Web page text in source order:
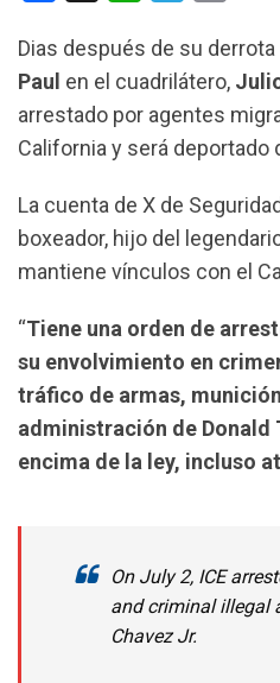
c
e
b
o
k
a
t
s
A
p
l
e
g
r
m
a
i
Dias después de su
Paul en el cuadrilátero,
arrestado por agentes
California y será deportado
La cuenta de X de
boxeador, hijo del
mantiene vínculos con el
“Tiene una orden de
su envolvimiento en
tráfico de armas,
administración de Donald
encima de la ley, incluso
On July 2, ICE
and criminal illegal
Chavez Jr.